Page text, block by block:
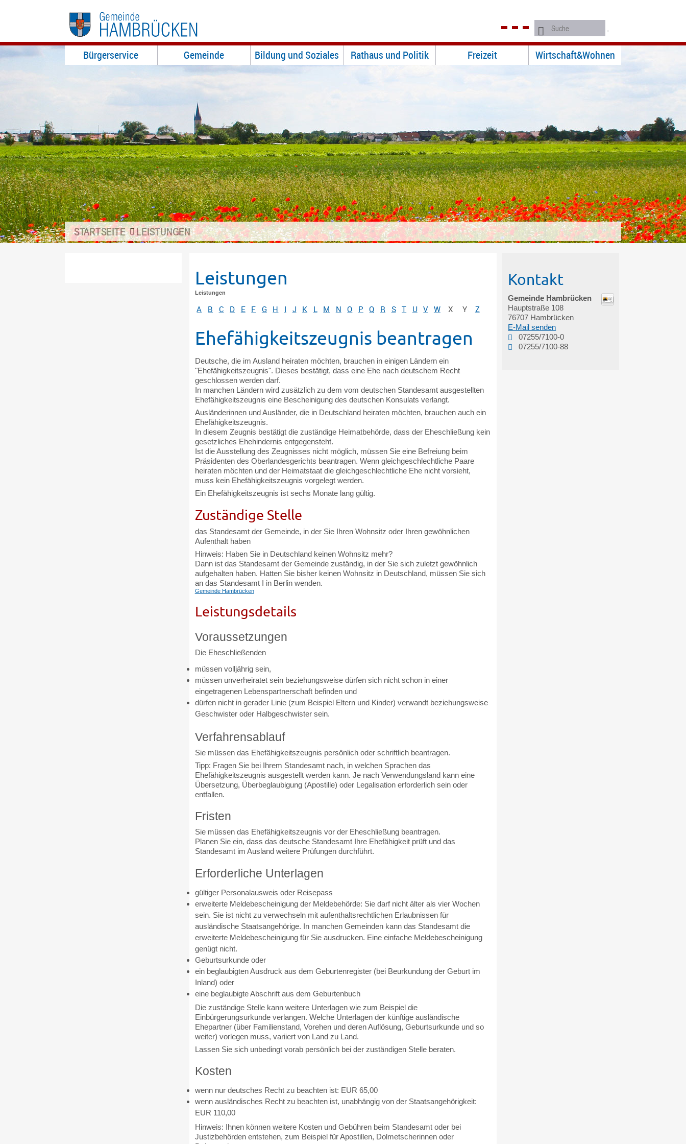
Bürgerservice Gemeinde Bildung und Soziales Rathaus und Politik Freizeit Wirtschaft&Wohnen
STARTSEITE LEISTUNGEN
Leistungen
Leistungen
A B C D E F G H I J K L M N O P Q R S T U V W X Y Z
Ehefähigkeitszeugnis beantragen
Deutsche, die im Ausland heiraten möchten, brauchen in einigen Ländern ein
"Ehefähigkeitszeugnis". Dieses bestätigt, dass eine Ehe nach deutschem Recht
geschlossen werden darf.
In manchen Ländern wird zusätzlich zu dem vom deutschen Standesamt ausgestellten
Ehefähigkeitszeugnis eine Bescheinigung des deutschen Konsulats verlangt.
Ausländerinnen und Ausländer, die in Deutschland heiraten möchten, brauchen auch ein
Ehefähigkeitszeugnis.
In diesem Zeugnis bestätigt die zuständige Heimatbehörde, dass der Eheschließung kein
gesetzliches Ehehindernis entgegensteht.
Ist die Ausstellung des Zeugnisses nicht möglich, müssen Sie eine Befreiung beim
Präsidenten des Oberlandesgerichts beantragen. Wenn gleichgeschlechtliche Paare
heiraten möchten und der Heimatstaat die gleichgeschlechtliche Ehe nicht vorsieht,
muss kein Ehefähigkeitszeugnis vorgelegt werden.
Ein Ehefähigkeitszeugnis ist sechs Monate lang gültig.
Zuständige Stelle
das Standesamt der Gemeinde, in der Sie Ihren Wohnsitz oder Ihren gewöhnlichen
Aufenthalt haben
Hinweis: Haben Sie in Deutschland keinen Wohnsitz mehr?
Dann ist das Standesamt der Gemeinde zuständig, in der Sie sich zuletzt gewöhnlich
aufgehalten haben. Hatten Sie bisher keinen Wohnsitz in Deutschland, müssen Sie sich
an das Standesamt I in Berlin wenden.
Gemeinde Hambrücken
Leistungsdetails
Voraussetzungen
Die Eheschließenden
müssen volljährig sein,
müssen unverheiratet sein beziehungsweise dürfen sich nicht schon in einer
eingetragenen Lebenspartnerschaft befinden und
dürfen nicht in gerader Linie (zum Beispiel Eltern und Kinder) verwandt beziehungsweise
Geschwister oder Halbgeschwister sein.
Verfahrensablauf
Sie müssen das Ehefähigkeitszeugnis persönlich oder schriftlich beantragen.
Tipp: Fragen Sie bei Ihrem Standesamt nach, in welchen Sprachen das
Ehefähigkeitszeugnis ausgestellt werden kann. Je nach Verwendungsland kann eine
Übersetzung, Überbeglaubigung (Apostille) oder Legalisation erforderlich sein oder
entfallen.
Fristen
Sie müssen das Ehefähigkeitszeugnis vor der Eheschließung beantragen.
Planen Sie ein, dass das deutsche Standesamt Ihre Ehefähigkeit prüft und das
Standesamt im Ausland weitere Prüfungen durchführt.
Erforderliche Unterlagen
gültiger Personalausweis oder Reisepass
erweiterte Meldebescheinigung der Meldebehörde: Sie darf nicht älter als vier Wochen
sein. Sie ist nicht zu verwechseln mit aufenthaltsrechtlichen Erlaubnissen für
ausländische Staatsangehörige. In manchen Gemeinden kann das Standesamt die
erweiterte Meldebescheinigung für Sie ausdrucken. Eine einfache Meldebescheinigung
genügt nicht.
Geburtsurkunde oder
ein beglaubigten Ausdruck aus dem Geburtenregister (bei Beurkundung der Geburt im
Inland) oder
eine beglaubigte Abschrift aus dem Geburtenbuch
Die zuständige Stelle kann weitere Unterlagen wie zum Beispiel die
Einbürgerungsurkunde verlangen. Welche Unterlagen der künftige ausländische
Ehepartner (über Familienstand, Vorehen und deren Auflösung, Geburtsurkunde und so
weiter) vorlegen muss, variiert von Land zu Land.
Lassen Sie sich unbedingt vorab persönlich bei der zuständigen Stelle beraten.
Kosten
wenn nur deutsches Recht zu beachten ist: EUR 65,00
wenn ausländisches Recht zu beachten ist, unabhängig von der Staatsangehörigkeit:
EUR 110,00
Hinweis: Ihnen können weitere Kosten und Gebühren beim Standesamt oder bei
Justizbehörden entstehen, zum Beispiel für Apostillen, Dolmetscherinnen oder
Kontakt
Gemeinde Hambrücken
Hauptstraße 108
76707 Hambrücken
E-Mail senden
07255/7100-0
07255/7100-88